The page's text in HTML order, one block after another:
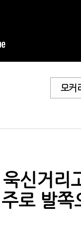
모커
신거리
로 발쪽